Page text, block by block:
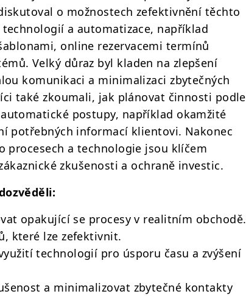
o možnostech zefektivnění těchto
a automatizace, například
online rezervacemi termínů
Velký důraz byl kladen na zlepšení
komunikaci a minimalizaci zbytečných
také zkoumali, jak plánovat činnosti podle
postupy, například okamžité
potřebných informací klientovi. Nakonec
procesech a technologie jsou klíčem
zkušenosti a ochraně investic.
opakující se procesy v realitním obchodě.
které lze zefektivnit.
technologií pro úsporu času a zvýšení
a minimalizovat zbytečné kontakty